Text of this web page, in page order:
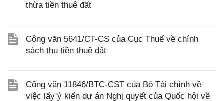
thừa tiền thuê đất
Công văn 5641/CT-CS của Cục Thuế về chính
sách thu tiền thuê đất
Công văn 11846/BTC-CST của Bộ Tài chính về
việc lấy ý kiến dự án Nghị quyết của Quốc hội về